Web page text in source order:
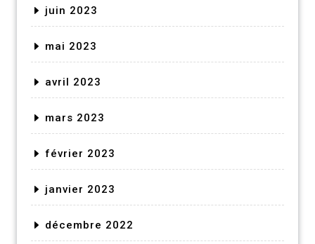
juin 2023
mai 2023
avril 2023
mars 2023
février 2023
janvier 2023
décembre 2022